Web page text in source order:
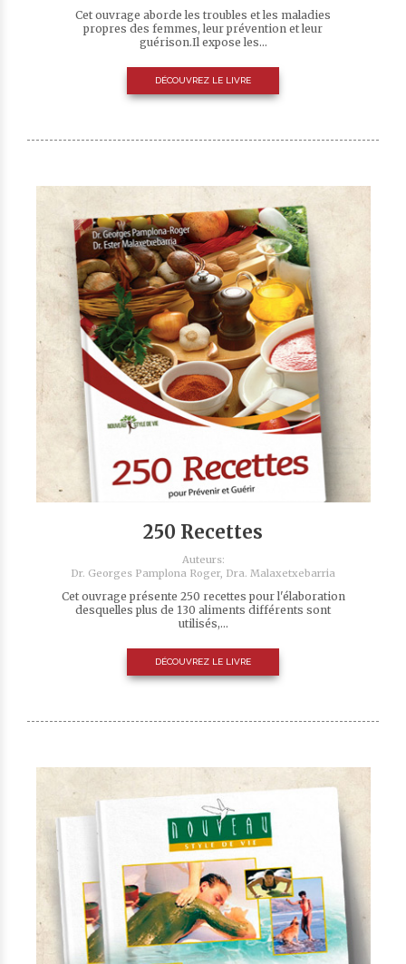
Cet ouvrage aborde les troubles et les maladies
propres des femmes, leur prévention et leur
guérison.Il expose les...
DÉCOUVREZ LE LIVRE
250 Recettes
Auteurs:
Dr. Georges Pamplona Roger, Dra. Malaxetxebarria
Cet ouvrage présente 250 recettes pour l'élaboration
desquelles plus de 130 aliments différents sont
utilisés,...
DÉCOUVREZ LE LIVRE